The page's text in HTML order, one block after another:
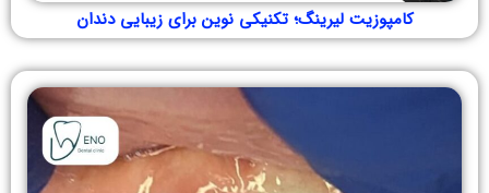
کامپوزیت لیرینگ؛ تکنیکی نوین برای زیبایی دندان